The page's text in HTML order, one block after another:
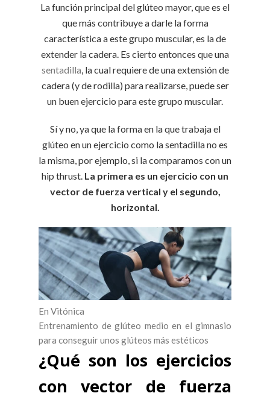
La función principal del glúteo mayor, que es el
que más contribuye a darle la forma
característica a este grupo muscular, es la de
extender la cadera. Es cierto entonces que una
sentadilla , la cual requiere de una extensión de
cadera (y de rodilla) para realizarse, puede ser
un buen ejercicio para este grupo muscular.
Sí y no, ya que la forma en la que trabaja el
glúteo en un ejercicio como la sentadilla no es
la misma, por ejemplo, si la comparamos con un
hip thrust. La primera es un ejercicio con un
vector de fuerza vertical y el segundo,
horizontal.
En Vitónica
Entrenamiento de glúteo medio en el gimnasio
para conseguir unos glúteos más estéticos
¿Qué son los ejercicios
con vector de fuerza